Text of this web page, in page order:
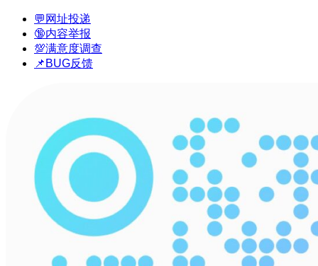
💬网址投递
🔞内容举报
💯满意度调查
📌BUG反馈